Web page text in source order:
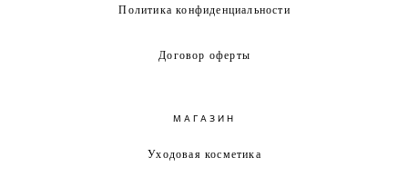
Политика конфиденциальности
Договор оферты
МАГАЗИН
Уходовая косметика